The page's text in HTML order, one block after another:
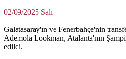
02/09/2025 Salı
Galatasaray'ın ve Fenerbahçe'nin
Ademola Lookman, Atalanta'nın
edildi.